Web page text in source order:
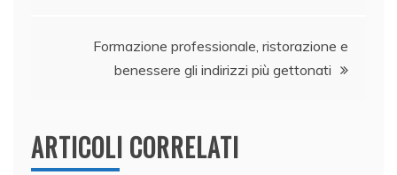
o
p
Formazione professionale, ristorazione e
benessere gli indirizzi più gettonati
ARTICOLI CORRELATI